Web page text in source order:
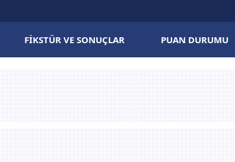
FIKSTÜR VE SONUÇLAR PUAN DURUMU